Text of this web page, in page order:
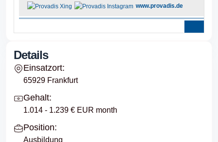
www.provadis.de
Details
Einsatzort:
65929 Frankfurt
Gehalt:
1.014 - 1.239 € EUR month
Position:
Ausbildung